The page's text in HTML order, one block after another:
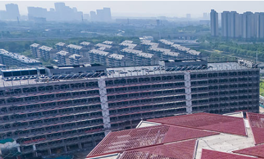
新闻 国内 国际 评论 经济 军事 科技
人民领袖习近平 联播+ 热解读 天天学习
视频 小央视频 小央直播 直播中国 熊猫频
现场 前线 比划 快看 蓝海中国 新兵请入
体育 直播 竞猜 2026年世界杯 2026年冬奥
VIP会员 CCTV奥林匹克频道 生活体育大会
财经 教育 乡村振兴 生态环境 一带一路